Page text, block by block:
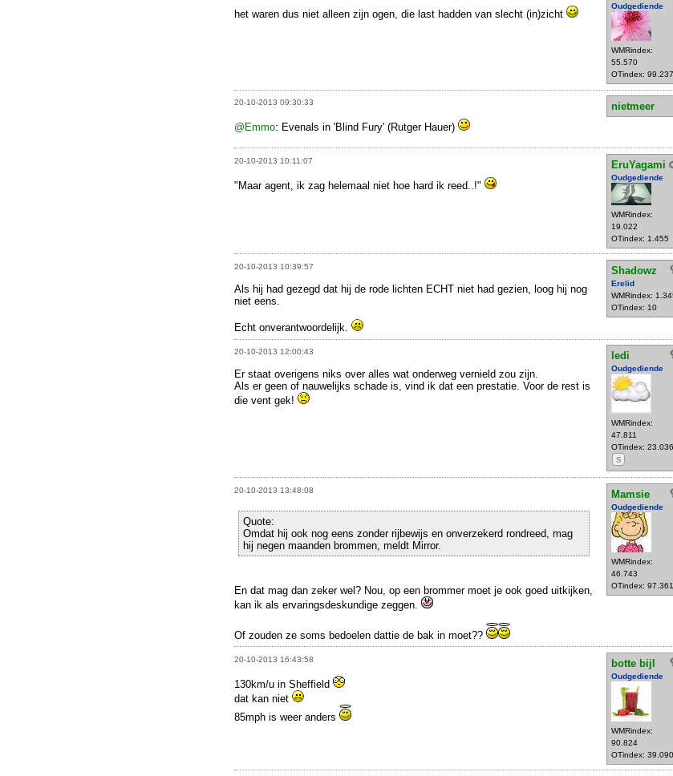
Oudgediende
WMRindex:
55.570
OTindex: 99.237
het waren dus niet alleen zijn ogen, die last hadden van slecht (in)zicht
20-10-2013 09:30:33
nietmeer
@Emmo: Evenals in 'Blind Fury' (Rutger Hauer)
20-10-2013 10:11:07 EruYagami
Oudgediende
WMRindex:
19.022
OTindex: 1.455
"Maar agent, ik zag helemaal niet hoe hard ik reed..!"
20-10-2013 10:39:57 Shadowz
Erelid
WMRindex:
OTindex: 10
Als hij had gezegd dat hij de rode lichten ECHT niet had gezien, loog hij nog
niet eens.
Echt onverantwoordelijk.
20-10-2013 12:00:43 ledi
Oudgediende
WMRindex:
47.811
OTindex: 23.036
S
Er staat overigens niks over alles wat onderweg vernield zou zijn.
Als er geen of nauwelijks schade is, vind ik dat een prestatie. Voor de rest is
die vent gek!
20-10-2013 13:48:08 Mamsie
Oudgediende
WMRindex:
46.743
OTindex: 97.361
Quote:
Omdat hij ook nog eens zonder rijbewijs en onverzekerd rondreed, mag
hij negen maanden brommen, meldt Mirror.
En dat mag dan zeker wel? Nou, op een brommer moet je ook goed uitkijken,
kan ik als ervaringsdeskundige zeggen.
Of zouden ze soms bedoelen dattie de bak in moet??
20-10-2013 16:43:58 botte bijl
Oudgediende
WMRindex:
90.824
OTindex: 39.090
130km/u in Sheffield
dat kan niet
85mph is weer anders